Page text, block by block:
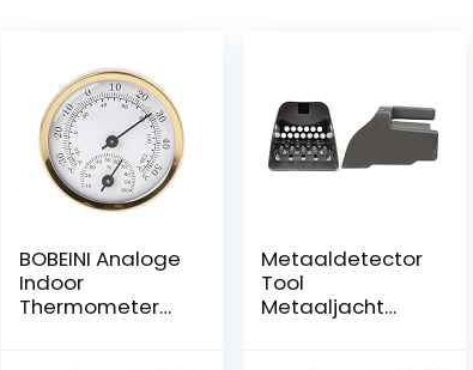
BOBEINI Analoge
Indoor
Thermometer
Metaaldetector
Tool
Metaaljacht